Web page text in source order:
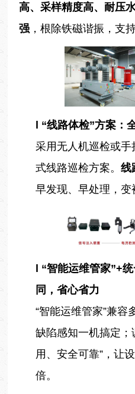
高、采样精度高、耐压
强，根除铁磁谐振，支
l “线路体检”方案：
采用无人机巡检或
式线路巡检方案。 线
早发现、早处理，变
l “智能运维管家”+
同，省心省力
“智能运维管家”兼容
缺陷感知一机搞定；
用、安全可靠”，让
倍。